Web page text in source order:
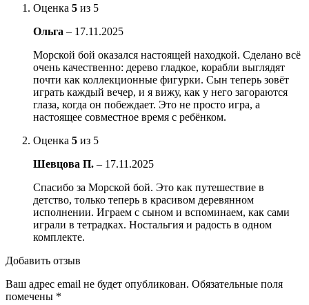
Оценка 5 из 5
Ольга – 17.11.2025
Морской бой оказался настоящей находкой. Сделано всё
очень качественно: дерево гладкое, корабли выглядят
почти как коллекционные фигурки. Сын теперь зовёт
играть каждый вечер, и я вижу, как у него загораются
глаза, когда он побеждает. Это не просто игра, а
настоящее совместное время с ребёнком.
Оценка 5 из 5
Шевцова П. – 17.11.2025
Спасибо за Морской бой. Это как путешествие в
детство, только теперь в красивом деревянном
исполнении. Играем с сыном и вспоминаем, как сами
играли в тетрадках. Ностальгия и радость в одном
комплекте.
Добавить отзыв
Ваш адрес email не будет опубликован. Обязательные поля
помечены *